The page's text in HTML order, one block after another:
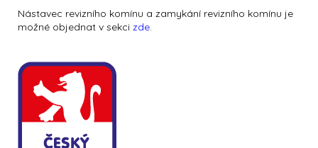
Nástavec revizního komínu a zamykání revizního komínu je
možné objednat v sekci zde